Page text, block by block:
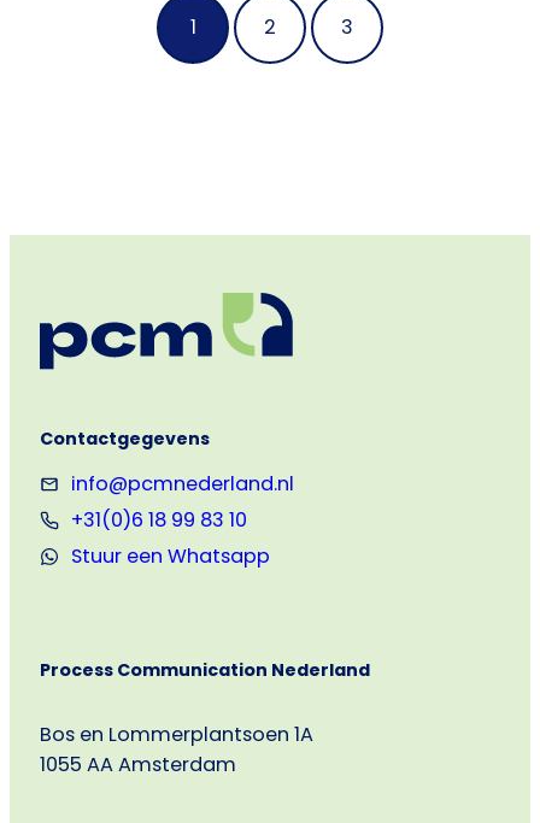
Bouw
sterkere
1 2 3
Contactgegevens
info@pcmnederland.nl
+31(0)6 18 99 83 10
Stuur een Whatsapp
Process Communication Nederland
Bos en Lommerplantsoen 1A
1055 AA Amsterdam